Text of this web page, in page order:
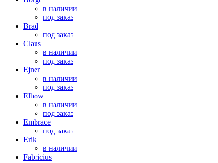
в наличии
под заказ
Brad
под заказ
Claus
в наличии
под заказ
Ejner
в наличии
под заказ
Elbow
в наличии
под заказ
Embrace
под заказ
Erik
в наличии
Fabricius